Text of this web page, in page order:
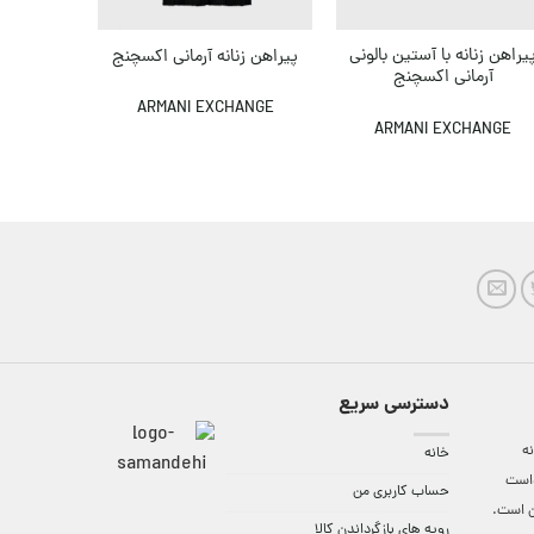
زنانه با آستین بالونی
آرمانی اکسچنج
ARMANI EXCHANGE
پیراهن زنانه آرمانی اکسچنج
ARMANI EXCHANGE
است.
دسترسی سریع
خانه
حساب کاربری من